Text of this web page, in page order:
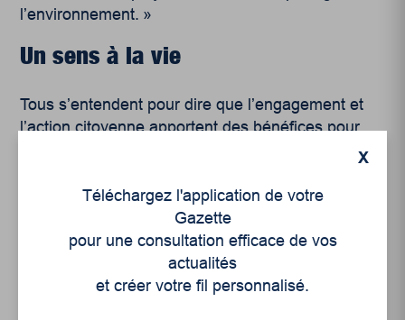
l’environnement. »
Un sens à la vie
Tous s’entendent pour dire que l’engagement et
l’action citoyenne apportent des bénéfices pour
Philippe Duhamel est convaincu qu’elle donne
aussi du sens à la vie. À travers celle-ci « on
découvre aussi ce que c’est que d’être sur terre
pour autre chose que magasiner le samedi au
centre commercial ! » « Ça crée de la bonne
X
Téléchargez l'application de votre
Gazette
pour une consultation efficace de vos
actualités
et créer votre fil personnalisé.